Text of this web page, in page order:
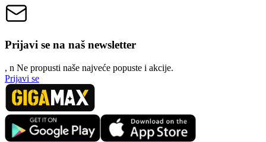
Prijavi se na naš newsletter
, n Ne propusti naše najveće popuste i akcije.
Prijavi se